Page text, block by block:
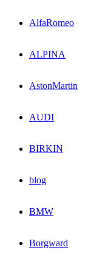
AlfaRomeo
ALPINA
AstonMartin
AUDI
BIRKIN
blog
BMW
Borgward